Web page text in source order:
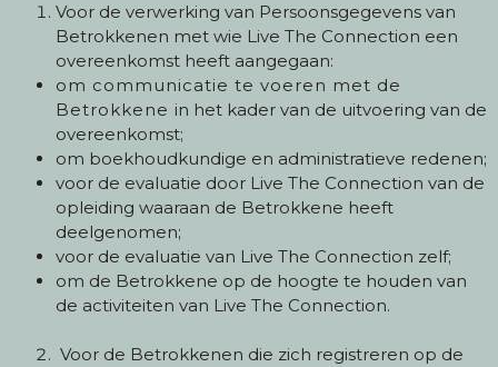
Voor de verwerking van Persoonsgegevens van
Betrokkenen met wie Live The Connection een
overeenkomst heeft aangegaan:
om communicatie te voeren met de
Betrokkene in het kader van de uitvoering van de
overeenkomst;
om boekhoudkundige en administratieve redenen;
voor de evaluatie door Live The Connection van de
opleiding waaraan de Betrokkene heeft
deelgenomen;
voor de evaluatie van Live The Connection zelf;
om de Betrokkene op de hoogte te houden van
de activiteiten van Live The Connection.
Voor de Betrokkenen die zich registreren op de